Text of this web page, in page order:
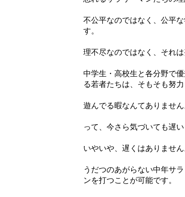
不公平なのではなく、公平
す。
理不尽なのではなく、それ
中学生・高校生と各分野で
る若者たちは、そもそも努力
遊んでる暇なんてありません
って、今さら気づいても遅い
いやいや、遅くはありません
うだつのあがらない中年サ
ンを打つことが可能です。